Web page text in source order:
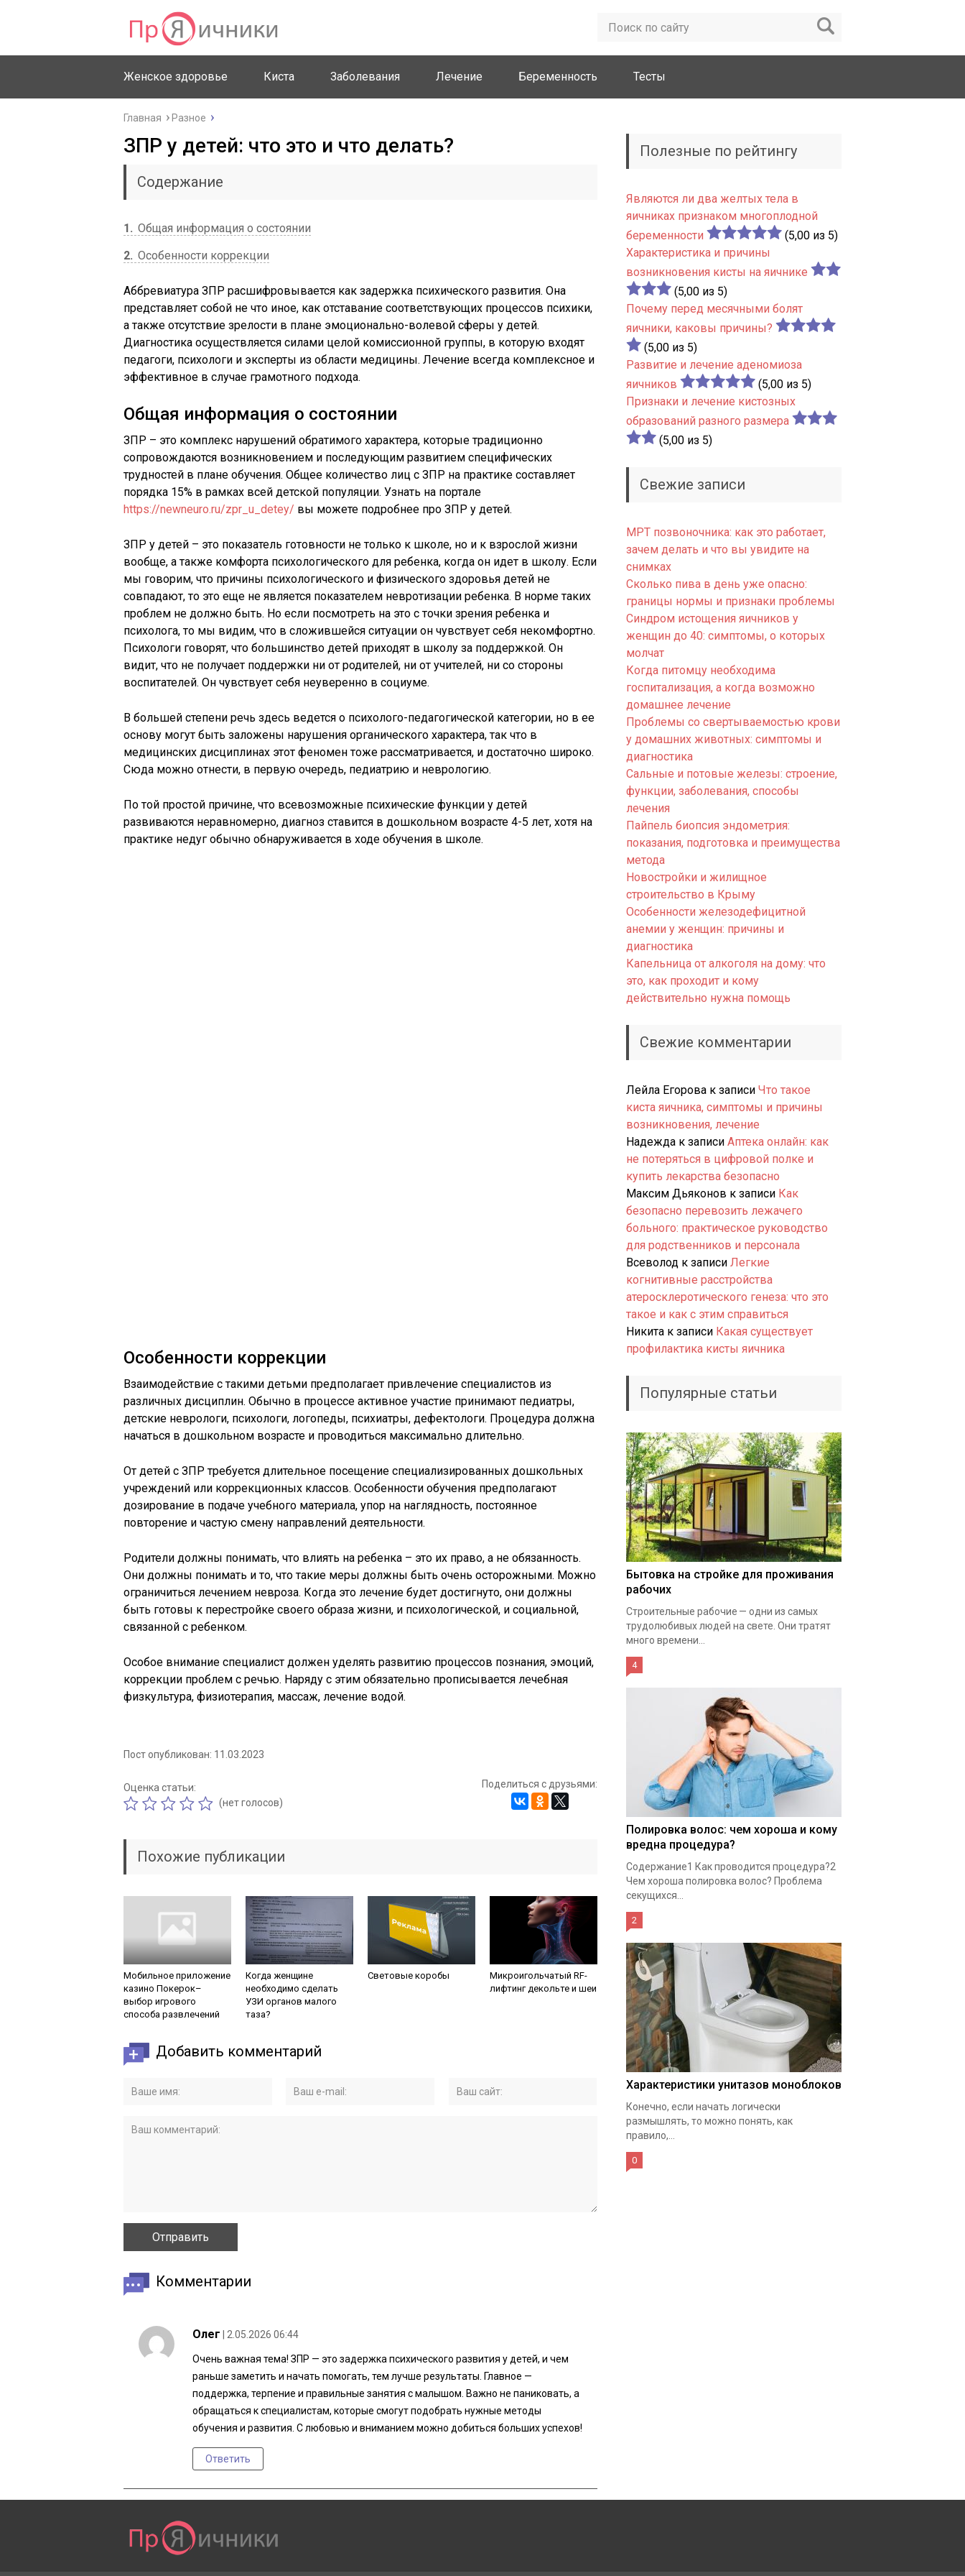
Женское здоровье Киста Заболевания Лечение Беременность Тесты
Главная Разное
ЗПР у детей: что это и что делать?
Содержание
1
Общая информация о состоянии
2 Особенности коррекции
Аббревиатура ЗПР расшифровывается как задержка психического развития. Она
представляет собой не что иное, как отставание соответствующих процессов психики,
а также отсутствие зрелости в плане эмоционально-волевой сферы у детей.
Диагностика осуществляется силами целой комиссионной группы, в которую входят
педагоги, психологи и эксперты из области медицины. Лечение всегда комплексное и
эффективное в случае грамотного подхода.
Общая информация о состоянии
ЗПР – это комплекс нарушений обратимого характера, которые традиционно
сопровождаются возникновением и последующим развитием специфических
трудностей в плане обучения. Общее количество лиц с ЗПР на практике составляет
порядка 15% в рамках всей детской популяции. Узнать на портале
https://newneuro.ru/zpr_u_detey/ вы можете подробнее про ЗПР у детей.
ЗПР у детей – это показатель готовности не только к школе, но и к взрослой жизни
вообще, а также комфорта психологического для ребенка, когда он идет в школу. Если
мы говорим, что причины психологического и физического здоровья детей не
совпадают, то это еще не является показателем невротизации ребенка. В норме таких
проблем не должно быть. Но если посмотреть на это с точки зрения ребенка и
психолога, то мы видим, что в сложившейся ситуации он чувствует себя некомфортно.
Психологи говорят, что большинство детей приходят в школу за поддержкой. Он
видит, что не получает поддержки ни от родителей, ни от учителей, ни со стороны
воспитателей. Он чувствует себя неуверенно в социуме.
В большей степени речь здесь ведется о психолого-педагогической категории, но в ее
основу могут быть заложены нарушения органического характера, так что в
медицинских дисциплинах этот феномен тоже рассматривается, и достаточно широко.
Сюда можно отнести, в первую очередь, педиатрию и неврологию.
По той простой причине, что всевозможные психические функции у детей
развиваются неравномерно, диагноз ставится в дошкольном возрасте 4-5 лет, хотя на
практике недуг обычно обнаруживается в ходе обучения в школе.
Особенности коррекции
Взаимодействие с такими детьми предполагает привлечение специалистов из
различных дисциплин. Обычно в процессе активное участие принимают педиатры,
детские неврологи, психологи, логопеды, психиатры, дефектологи. Процедура должна
начаться в дошкольном возрасте и проводиться максимально длительно.
От детей с ЗПР требуется длительное посещение специализированных дошкольных
учреждений или коррекционных классов. Особенности обучения предполагают
дозирование в подаче учебного материала, упор на наглядность, постоянное
повторение и частую смену направлений деятельности.
Родители должны понимать, что влиять на ребенка – это их право, а не обязанность.
Они должны понимать и то, что такие меры должны быть очень осторожными. Можно
ограничиться лечением невроза. Когда это лечение будет достигнуто, они должны
быть готовы к перестройке своего образа жизни, и психологической, и социальной,
связанной с ребенком.
Особое внимание специалист должен уделять развитию процессов познания, эмоций,
коррекции проблем с речью. Наряду с этим обязательно прописывается лечебная
физкультура, физиотерапия, массаж, лечение водой.
Пост опубликован: 11.03.2023
Оценка статьи:
(нет голосов)
Поделиться с друзьями:
Похожие публикации
Мобильное приложение
казино Покерок–
выбор игрового
способа развлечений
Когда женщине
необходимо сделать
УЗИ органов малого
таза?
Световые коробы
Микроигольчатый RF-
лифтинг декольте и шеи
Добавить комментарий
Комментарии
Олег | 2.05.2026 06:44
Очень важная тема! ЗПР — это задержка психического развития у детей, и чем
раньше заметить и начать помогать, тем лучше результаты. Главное —
поддержка, терпение и правильные занятия с малышом. Важно не паниковать, а
обращаться к специалистам, которые смогут подобрать нужные методы
обучения и развития. С любовью и вниманием можно добиться больших успехов!
Ответить
Полезные по рейтингу
Являются ли два желтых тела в
яичниках признаком многоплодной
беременности
(5,00 из 5)
Характеристика и причины
возникновения кисты на яичнике
(5,00 из 5)
Почему перед месячными болят
яичники, каковы причины?
(5,00 из 5)
Развитие и лечение аденомиоза
яичников
(5,00 из 5)
Признаки и лечение кистозных
образований разного размера
(5,00 из 5)
Свежие записи
МРТ позвоночника: как это работает,
зачем делать и что вы увидите на
снимках
Сколько пива в день уже опасно:
границы нормы и признаки проблемы
Синдром истощения яичников у
женщин до 40: симптомы, о которых
молчат
Когда питомцу необходима
госпитализация, а когда возможно
домашнее лечение
Проблемы со свертываемостью крови
у домашних животных: симптомы и
диагностика
Сальные и потовые железы: строение,
функции, заболевания, способы
лечения
Пайпель биопсия эндометрия:
показания, подготовка и преимущества
метода
Новостройки и жилищное
строительство в Крыму
Особенности железодефицитной
анемии у женщин: причины и
диагностика
Капельница от алкоголя на дому: что
это, как проходит и кому
действительно нужна помощь
Свежие комментарии
Лейла Егорова к записи Что такое
киста яичника, симптомы и причины
возникновения, лечение
Надежда к записи Аптека онлайн: как
не потеряться в цифровой полке и
купить лекарства безопасно
Максим Дьяконов к записи Как
безопасно перевозить лежачего
больного: практическое руководство
для родственников и персонала
Всеволод к записи Легкие
когнитивные расстройства
атеросклеротического генеза: что это
такое и как с этим справиться
Никита к записи Какая существует
профилактика кисты яичника
Популярные статьи
Бытовка на стройке для проживания
рабочих
Строительные рабочие — одни из самых
трудолюбивых людей на свете. Они тратят
много времени...
4
Полировка волос: чем хороша и кому
вредна процедура?
Содержание1 Как проводится процедура?2
Чем хороша полировка волос? Проблема
секущихся...
2
Характеристики унитазов моноблоков
Конечно, если начать логически
размышлять, то можно понять, как
правило,...
0